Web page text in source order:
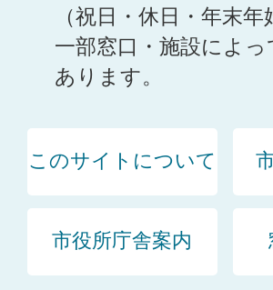
（祝日・休日・年末年
一部窓口・施設によ
あります。
このサイトについて
市役所庁舎案内